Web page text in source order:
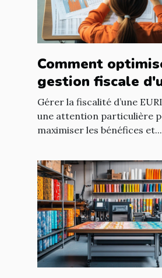
Comment
gestion fiscale
?
Gérer la fiscalité d’une
une attention particulière
maximiser les bénéfices et...